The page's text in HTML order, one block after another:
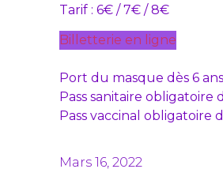
Tarif : 6€ / 7€ / 8€
Billetterie en ligne
Port du masque dès 6 ans
Pass sanitaire obligatoire
Pass vaccinal obligatoire
Mars 16, 2022